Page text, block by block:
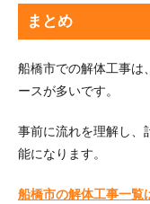
まとめ
船橋市での解体工事は
ースが多いです。
事前に流れを理解し、
能になります。
船橋市の解体工事一覧